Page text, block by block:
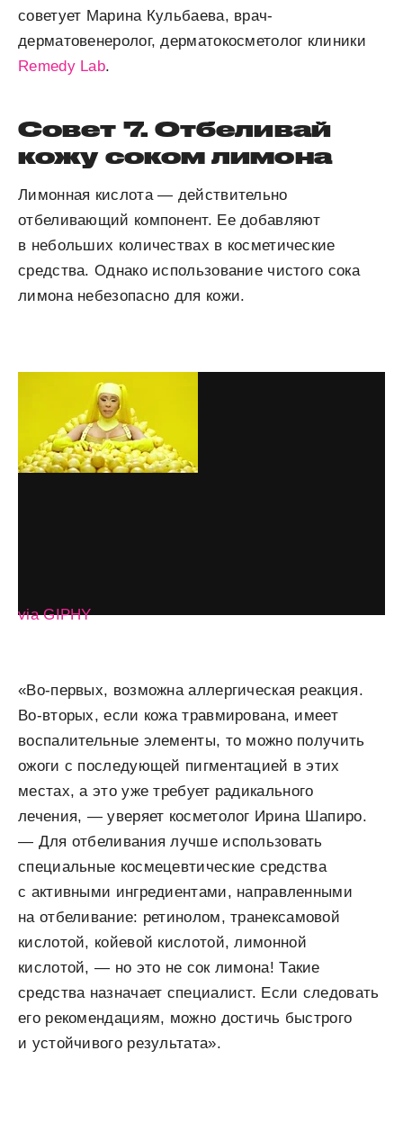
советует Марина Кульбаева, врач-
дерматовенеролог, дерматокосметолог клиники
Remedy Lab.
Совет 7. Отбеливай
кожу соком лимона
Лимонная кислота — действительно
отбеливающий компонент. Ее добавляют
в небольших количествах в косметические
средства. Однако использование чистого сока
лимона небезопасно для кожи.
via GIPHY
«Во-первых, возможна аллергическая реакция.
Во-вторых, если кожа травмирована, имеет
воспалительные элементы, то можно получить
ожоги с последующей пигментацией в этих
местах, а это уже требует радикального
лечения, — уверяет косметолог Ирина Шапиро.
— Для отбеливания лучше использовать
специальные космецевтические средства
с активными ингредиентами, направленными
на отбеливание: ретинолом, транексамовой
кислотой, койевой кислотой, лимонной
кислотой, — но это не сок лимона! Такие
средства назначает специалист. Если следовать
его рекомендациям, можно достичь быстрого
и устойчивого результата».